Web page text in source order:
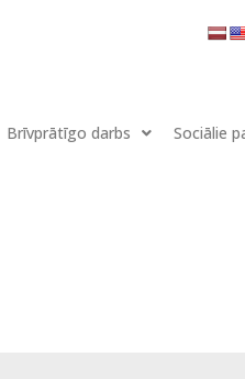
Brīvprātīgo darbs Sociālie